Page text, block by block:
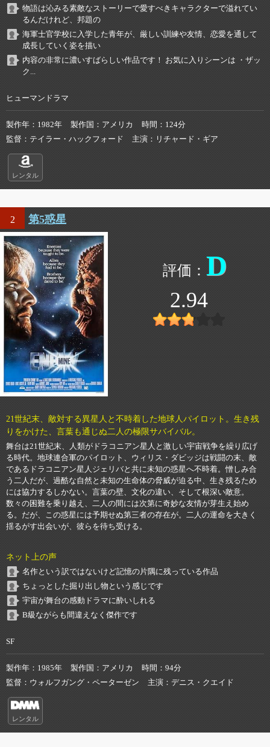
物語は沁みる素敵なストーリーで愛すべきキャラクターで溢れてい
るんだけれど、邦題の
海軍士官学校に入学した青年が、厳しい訓練や友情、恋愛を通して
成長していく姿を描い
内容の非常に濃いすばらしい作品です！ お気に入りシーンは ・ザッ
ク...
ヒューマンドラマ
製作年 1982年 製作国 アメリカ 時間
124分
監督
テイラー・ハックフォード 主演 リチャード・ギア
レンタル
2 第5惑星
D
2.94
21世紀末、敵対する異星人と不時着した地球人パイロット。生き残
りをかけた、言葉も通じぬ二人の極限サバイバル。
舞台は21世紀末、人類がドラコニアン星人と激しい宇宙戦争を繰り広げ
る時代。地球連合軍のパイロット、ウィリス・ダビッジは戦闘の末、敵
であるドラコニアン星人ジェリバと共に未知の惑星へ不時着。憎しみ合
う二人だが、過酷な自然と未知の生命体の脅威が迫る中、生き残るため
には協力するしかない。言葉の壁、文化の違い、そして根深い敵意。
数々の困難を乗り越え、二人の間には次第に奇妙な友情が芽生え始め
る。だが、この惑星には予期せぬ第三者の存在が。二人の運命を大きく
揺るがす出会いが、彼らを待ち受ける。
ネット上の声
名作という訳ではないけど記憶の片隅に残っている作品
ちょっとした掘り出し物という感じです
宇宙が舞台の感動ドラマに酔いしれる
B級ながらも間違えなく傑作です
SF
製作年 1985年 製作国 アメリカ 時間
94分
監督
ウォルフガング・ペーターゼン 主演 デニス・クエイド
レンタル